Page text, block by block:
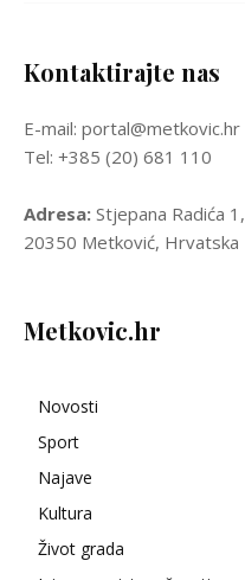
Kontaktirajte nas
E-mail: portal@metkovic.hr
Tel: +385 (20) 681 110
Adresa: Stjepana Radića 1,
20350 Metković, Hrvatska
Metkovic.hr
Novosti
Sport
Najave
Kultura
Život grada